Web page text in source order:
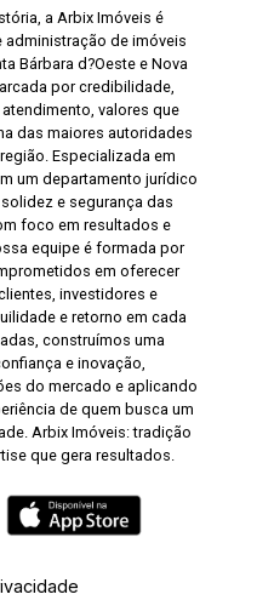
a Arbix Imóveis é
administração de imóveis
Bárbara d?Oeste e Nova
por credibilidade,
valores que
das maiores autoridades
Especializada em
um departamento jurídico
e segurança das
foco em resultados e
equipe é formada por
em oferecer
investidores e
e retorno em cada
construímos uma
e inovação,
do mercado e aplicando
de quem busca um
Arbix Imóveis: tradição
que gera resultados.